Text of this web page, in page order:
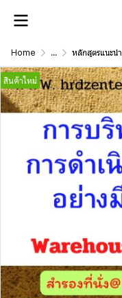
Home ... หลักสูตรแนะนำ
สินค้าใหม่